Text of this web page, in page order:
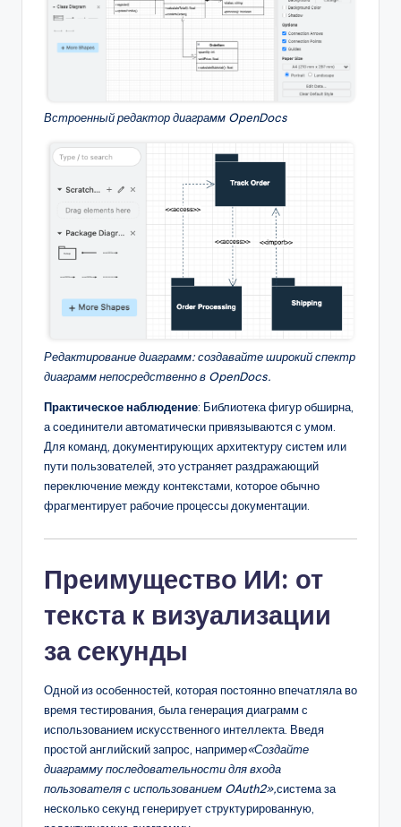
Встроенный редактор диаграмм OpenDocs
Редактирование диаграмм: создавайте широкий спектр
диаграмм непосредственно в OpenDocs.
Практическое наблюдение: Библиотека фигур обширна,
а соединители автоматически привязываются с умом.
Для команд, документирующих архитектуру систем или
пути пользователей, это устраняет раздражающий
переключение между контекстами, которое обычно
фрагментирует рабочие процессы документации.
Преимущество ИИ: от
текста к визуализации
за секунды
Одной из особенностей, которая постоянно впечатляла во
время тестирования, была генерация диаграмм с
использованием искусственного интеллекта. Введя
простой английский запрос, например«Создайте
диаграмму последовательности для входа
пользователя с использованием OAuth2»,система за
несколько секунд генерирует структурированную,